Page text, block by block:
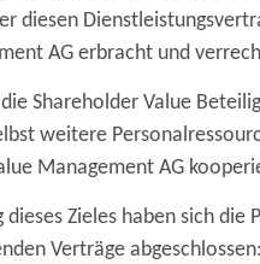
diesen
AG erbracht und
Shareholder Value
weitere
Management AG
dieses Zieles haben sich
Verträge abgeschlossen: